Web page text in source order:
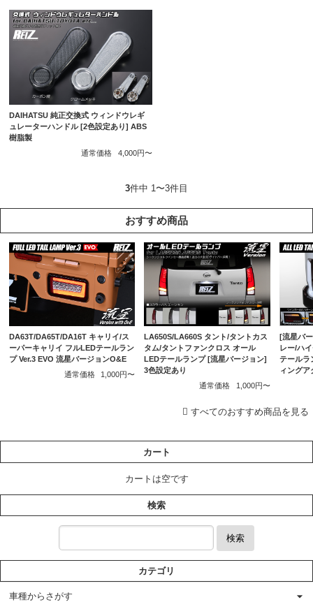
DAIHATSU 純正交換式 ウィンドウレギ
ュレーターハンドル [2色設定あり] ABS
樹脂製
通常価格
4,000円〜
3件中 1〜3件目
おすすめ商品
DA63T/DA65T/DA16T キャリイ/ス
ーパーキャリイ フルLEDテールラン
プ Ver.3 EVO 流星バージョンO&E
通常価格
1,000円〜
LA650S/LA660S タント/タントカス
タム/タントファンクロス オール
LEDテールランプ [流星バージョン]
3色設定あり
通常価格
1,000円〜
[流星バ
レー/ハ
テールラ
ィングア
すべてのおすすめ商品を見る
カート
カートは空です
検索
検索
カテゴリ
車種からさがす